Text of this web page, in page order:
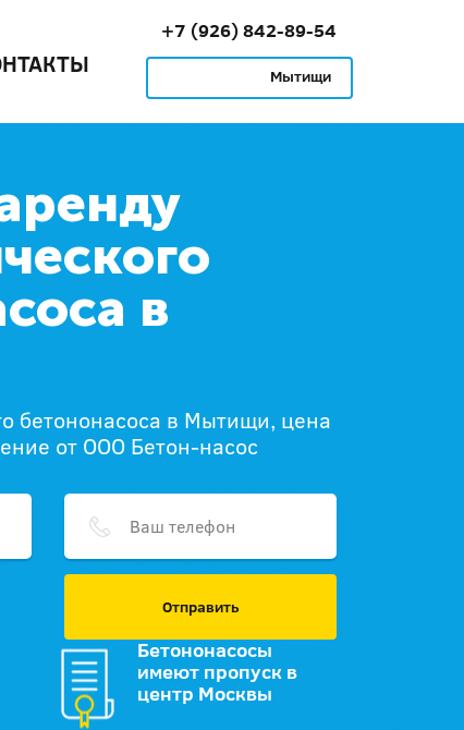
+7 (926) 842-89-54
Мытищи
в
бетононасоса в Мытищи, цена
от ООО Бетон-насос
Отправить
Бетононасосы
имеют пропуск в
центр Москвы